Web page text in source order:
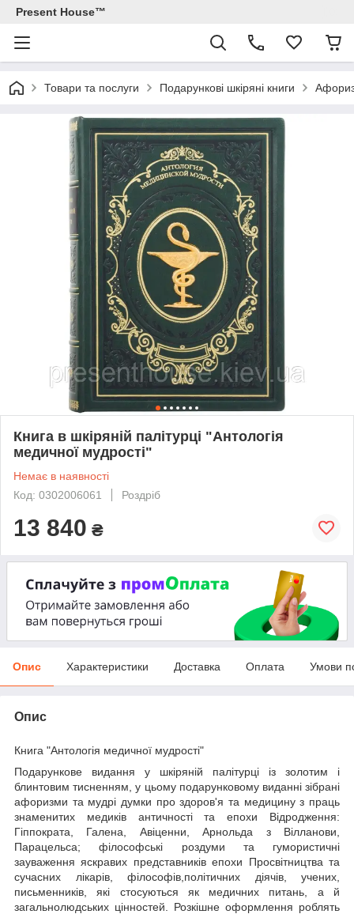
Present House™
Товари та послуги Подарункові шкіряні книги
Книга в шкіряній палітурці "Антологія
медичної мудрості"
Немає в наявності
Код: 0302006061
Роздріб
13 840 ₴
Опис Характеристики Доставка Оплата Умови
Опис
Книга "Антологія медичної мудрості"
Подарункове видання у шкіряній палітурці із золотим і
блинтовим тисненням, у цьому подарунковому виданні зібрані
афоризми та мудрі думки про здоров'я та медицину з праць
знаменитих медиків античності та епохи Відродження:
Гіппократа, Галена, Авіценни, Арнольда з Вілланови,
Парацельса; філософські роздуми та гумористичні
зауваження яскравих представників епохи Просвітництва та
сучасних лікарів, філософів,політичних діячів, учених,
письменників, які стосуються як медичних питань, а й
загальнолюдських цінностей. Розкішне оформлення роблять